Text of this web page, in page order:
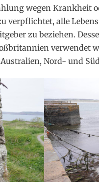
wegen Krankheit
verpflichtet, alle
zu beziehen.
verwendet
Nord- und